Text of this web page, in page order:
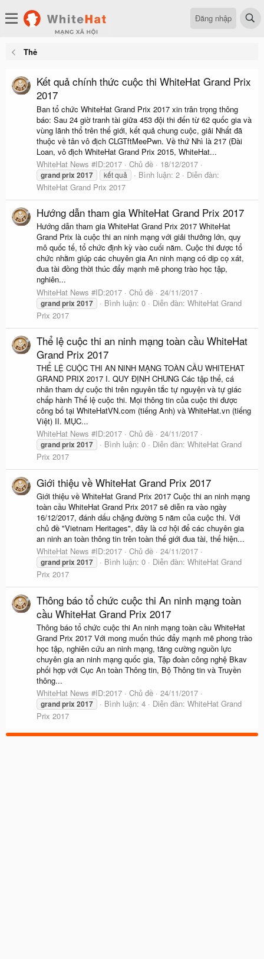
Đăng nhập
Thẻ
Kết quả chính thức cuộc thi WhiteHat Grand Prix
2017
Ban tổ chức WhiteHat Grand Prix 2017 xin trân trọng thông
báo: Sau 24 giờ tranh tài giữa 453 đội thi đến từ 62 quốc gia và
vùng lãnh thổ trên thế giới, kết quả chung cuộc, giải Nhất đã
thuộc về tân vô địch CLGTftMeePwn. Về thứ Nhì là 217 (Đài
Loan, vô địch WhiteHat Grand Prix 2015, WhiteHat...
WhiteHat News #ID:2017
Chủ đề 18/12/2017
grandprix 2017 kết quả Bình luận: 2
Diễn đàn:
WhiteHat Grand Prix 2017
Hướng dẫn tham gia WhiteHat Grand Prix 2017
Hướng dẫn tham gia WhiteHat Grand Prix 2017 WhiteHat
Grand Prix là cuộc thi an ninh mạng với giải thưởng lớn, quy
mô quốc tế, tổ chức định kỳ vào cuối năm. Cuộc thi được tổ
chức nhằm giúp các chuyên gia An ninh mạng có dịp cọ xát,
đua tài đồng thời thúc đẩy mạnh mẽ phong trào học tập,
nghiên...
WhiteHat News #ID:2017
Chủ đề 24/11/2017
grandprix 2017 Bình luận: 0 Diễn đàn: WhiteHat Grand
Prix 2017
Thể lệ cuộc thi an ninh mạng toàn cầu WhiteHat
Grand Prix 2017
THỂ LỆ CUỘC THI AN NINH MẠNG TOÀN CẦU WHITEHAT
GRAND PRIX 2017 I. QUY ĐỊNH CHUNG Các tập thể, cá
nhân tham dự cuộc thi trên nguyên tắc tự nguyện và tự giác
chấp hành Thể lệ cuộc thi. Mọi thông tin của cuộc thi được
công bố tại WhiteHatVN.com (tiếng Anh) và WhiteHat.vn (tiếng
Việt) II. MỤC...
WhiteHat News #ID:2017
Chủ đề 24/11/2017
grandprix 2017 Bình luận: 0 Diễn đàn: WhiteHat Grand
Prix 2017
Giới thiệu về WhiteHat Grand Prix 2017
Giới thiệu về WhiteHat Grand Prix 2017 Cuộc thi an ninh mạng
toàn cầu WhiteHat Grand Prix 2017 sẽ diễn ra vào ngày
16/12/2017, đánh dấu chặng đường 5 năm của cuộc thi. Với
chủ đề "Vietnam Heritages", đây là cơ hội để các chuyên gia
an ninh an toàn thông tin trên toàn thế giới đua tài, thể hiện...
WhiteHat News #ID:2017
Chủ đề 24/11/2017
grandprix 2017 Bình luận: 0 Diễn đàn: WhiteHat Grand
Prix 2017
Thông báo tổ chức cuộc thi An ninh mạng toàn
cầu WhiteHat Grand Prix 2017
Thông báo tổ chức cuộc thi An ninh mạng toàn cầu WhiteHat
Grand Prix 2017 Với mong muốn thúc đẩy mạnh mẽ phong trào
học tập, nghiên cứu an ninh mạng, tăng cường nguồn lực
chuyên gia an ninh mạng quốc gia, Tập đoàn công nghệ Bkav
phối hợp với Cục An toàn Thông tin, Bộ Thông tin và Truyền
thông...
WhiteHat News #ID:2017
Chủ đề 24/11/2017
grandprix 2017 Bình luận: 4 Diễn đàn: WhiteHat Grand
Prix 2017